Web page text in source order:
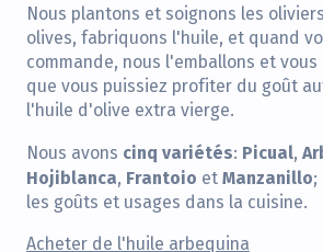
Nous plantons et soignons les
olives, fabriquons l'huile, et quand
commande, nous l'emballons et
que vous puissiez profiter du goût
l'huile d'olive extra vierge.
Nous avons cinq variétés: Picual,
Hojiblanca, Frantoio etManzanillo
les goûts et usages dans la cuisine.
Acheter de l'huile arbequina